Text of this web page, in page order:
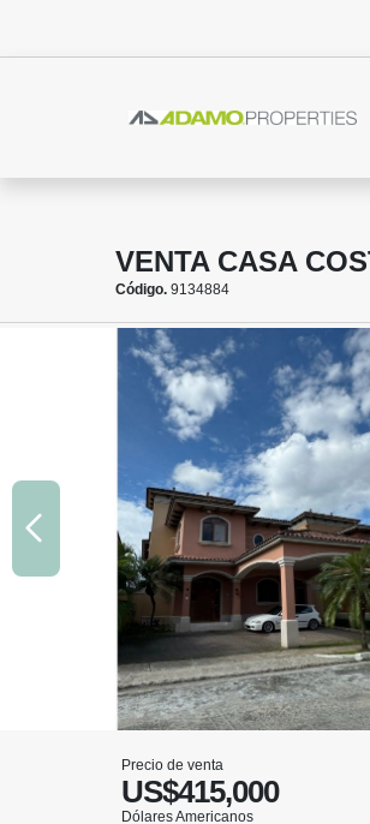
VENTA CASA
Código. 9134884
Precio de venta
US$415,000
Dólares Americanos